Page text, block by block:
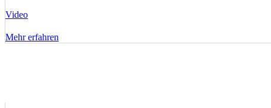
Video
Mehr erfahren